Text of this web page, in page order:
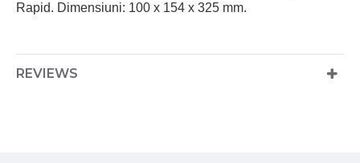
Rapid. Dimensiuni: 100 x 154 x 325 mm.
REVIEWS